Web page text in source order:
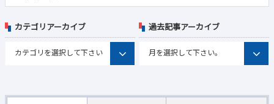
カテゴリアーカイブ 過去記事アーカイブ